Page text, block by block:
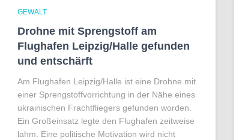
GEWALT
Drohne mit Sprengstoff am
Flughafen Leipzig/Halle gefunden
und entschärft
Am Flughafen Leipzig/Halle ist eine Drohne mit
einer Sprengstoffvorrichtung in der Nähe eines
ukrainischen Frachtfliegers gefunden worden.
Ein Großeinsatz legte den Flughafen zeitweise
lahm. Eine politische Motivation wird nicht